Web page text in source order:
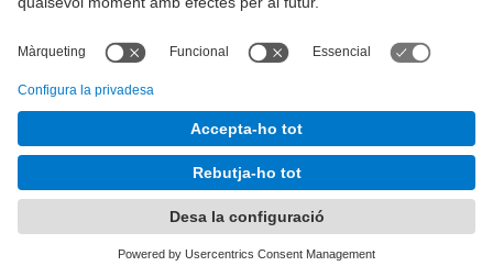
Formulari de contacte
Desenvolupat amb